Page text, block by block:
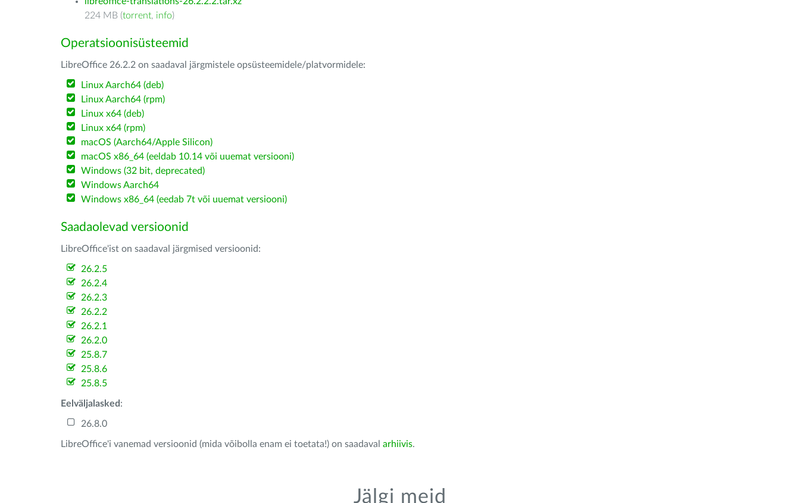
224 MB (torrent, info)
Operatsioonisüsteemid
LibreOffice 26.2.2 on saadaval järgmistele opsüsteemidele/platvormidele:
Linux Aarch64 (deb)
Linux Aarch64 (rpm)
Linux x64 (deb)
Linux x64 (rpm)
macOS (Aarch64/Apple Silicon)
macOS x86_64 (eeldab 10.14 või uuemat versiooni)
Windows (32 bit, deprecated)
Windows Aarch64
Windows x86_64 (eedab 7t või uuemat versiooni)
Saadaolevad versioonid
LibreOffice'ist on saadaval järgmised versioonid:
26.2.5
26.2.4
26.2.3
26.2.2
26.2.1
26.2.0
25.8.7
25.8.6
25.8.5
Eelväljalasked :
26.8.0
LibreOffice'i vanemad versioonid (mida võibolla enam ei toetata!) on saadaval arhiivis.
Jälgi meid